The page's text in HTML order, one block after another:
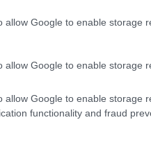
allow Google to enable storage
allow Google to enable storage
allow Google to enable storage
functionality and fraud
a chatbot használatára
fontos funkciót a
06:54